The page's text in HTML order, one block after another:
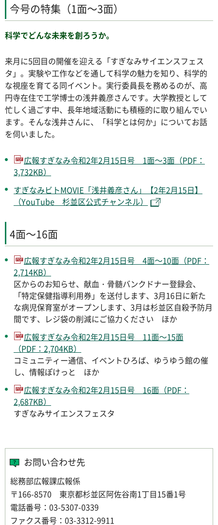
今号の特集（1面～3面）
科学でどんな未来を創ろうか。
来月に5回目の開催を迎える「すぎなみサイエンスフェス
タ」。実験や工作などを通して科学の魅力を知り、科学的
な視座を育てる同イベント。実行委員長を務めるのが、高
円寺在住で工学博士の浅井義彦さんです。大学教授として
忙しく過ごす中、長年地域活動にも積極的に取り組んでい
ます。そんな浅井さんに、「科学とは何か」についてお話
を伺いました。
広報すぎなみ令和2年2月15日号 1面～3面（PDF：
3,732KB）
すぎなみビトMOVIE「浅井義彦さん」【2年2月15日】
（YouTube 杉並区公式チャンネル）
4面～16面
広報すぎなみ令和2年2月15日号 4面～10面（PDF：
2,714KB）
区からのお知らせ、献血・骨髄バンクドナー登録会、
「特定保健指導利用券」を送付します、3月16日に新た
な病児保育室がオープンします、3月は杉並区自殺予防月
間です、レジ袋の削減にご協力ください ほか
広報すぎなみ令和2年2月15日号 11面～15面
（PDF：2,704KB）
コミュニティー通信、イベントひろば、ゆうゆう館の催
し、情報ぽけっと ほか
広報すぎなみ令和2年2月15日号 16面（PDF：
2,687KB）
すぎなみサイエンスフェスタ
お問い合わせ先
総務部広報課広報係
〒166-8570 東京都杉並区阿佐谷南1丁目15番1号
電話番号：03-5307-0339
ファクス番号：03-3312-9911